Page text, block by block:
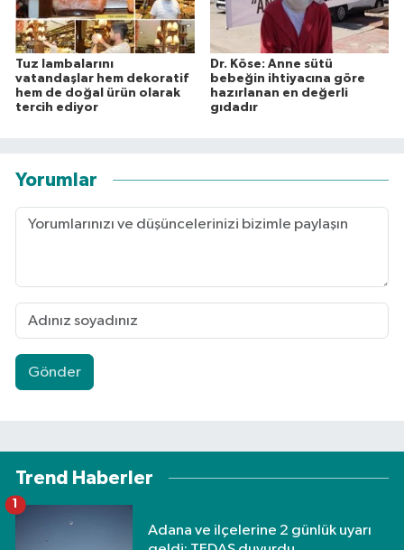
Tuz lambalarını
vatandaşlar hem dekoratif
hem de doğal ürün olarak
tercih ediyor
Dr. Köse: Anne sütü
bebeğin ihtiyacına göre
hazırlanan en değerli
gıdadır
Yorumlar
Gönder
Trend Haberler
Adana ve ilçelerine 2 günlük uyarı
1